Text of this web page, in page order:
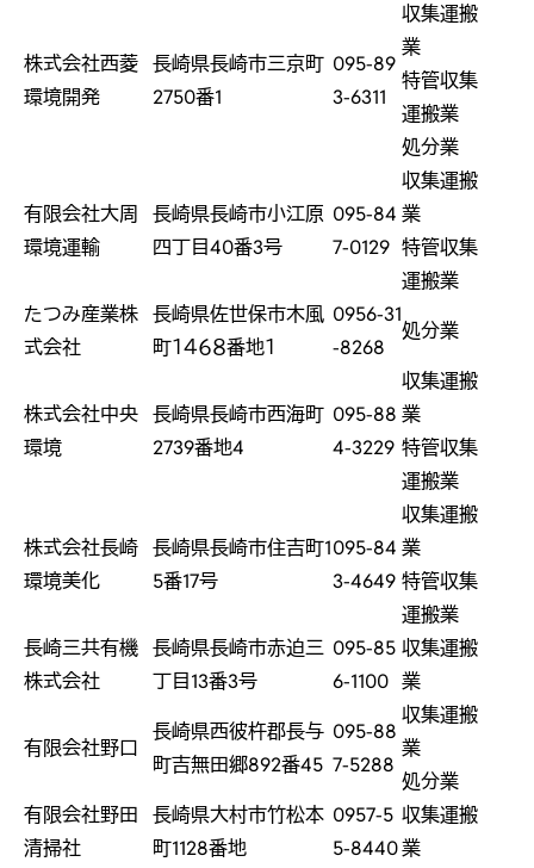
株式会社西菱
環境開発
長崎県長崎市三京町
2750番1
095-89
3-6311
収集運搬
業
特管収集
運搬業
処分業
有限会社大周
環境運輸
長崎県長崎市小江原
四丁目40番3号
095-84
7-0129
収集運搬
業
特管収集
運搬業
たつみ産業株
式会社
長崎県佐世保市木風
町１４６８番地１
0956-31
-8268
処分業
株式会社中央
環境
長崎県長崎市西海町
2739番地4
095-88
4-3229
収集運搬
業
特管収集
運搬業
株式会社長崎
環境美化
長崎県長崎市住吉町1
5番17号
095-84
3-4649
収集運搬
業
特管収集
運搬業
長崎三共有機
株式会社
長崎県長崎市赤迫三
丁目13番3号
095-85
6-1100
収集運搬
業
有限会社野口
長崎県西彼杵郡長与
町吉無田郷892番45
095-88
7-5288
収集運搬
業
処分業
有限会社野田
清掃社
長崎県大村市竹松本
町1128番地
0957-5
5-8440
収集運搬
業